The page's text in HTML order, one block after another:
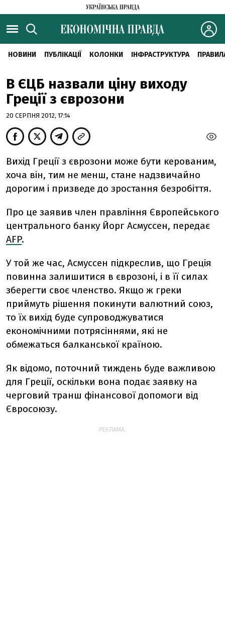
НОВИНИ ПУБЛІКАЦІЇ КОЛОНКИ ІНФРАСТРУКТУРА
В ЄЦБ назвали ціну виходу
Греції з єврозони
20 СЕРПНЯ 2012, 17:14
Вихід Греції з єврозони може бути керованим,
хоча він, тим не менш, стане надзвичайно
дорогим і призведе до зростання безробіття.
Про це заявив член правління Європейського
центрального банку Йорг Асмуссен, передає
AFP.
У той же час, Асмуссен підкреслив, що Греція
повинна залишитися в єврозоні, і в її силах
зберегти своє членство. Якщо ж греки
приймуть рішення покинути валютний союз,
то їх вихід буде супроводжуватися
економічними потрясіннями, які не
обмежаться балканської країною.
Як відомо, поточний тиждень буде важливою
для Греції, оскільки вона подає заявку на
черговий транш фінансової допомоги від
Євросоюзу.
РЕКЛАМА: